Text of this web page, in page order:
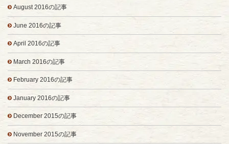
August 2016の記事
June 2016の記事
April 2016の記事
March 2016の記事
February 2016の記事
January 2016の記事
December 2015の記事
November 2015の記事